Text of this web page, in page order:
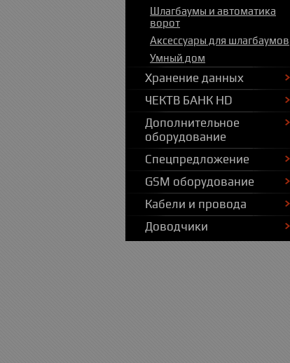
Шлагбаумы и автоматика
ворот
Аксессуары для шлагбаумов
Умный дом
Хранение данных
ЧЕКТВ БАНК HD
Дополнительное
оборудование
Спецпредложение
GSM оборудование
Кабели и провода
Доводчики